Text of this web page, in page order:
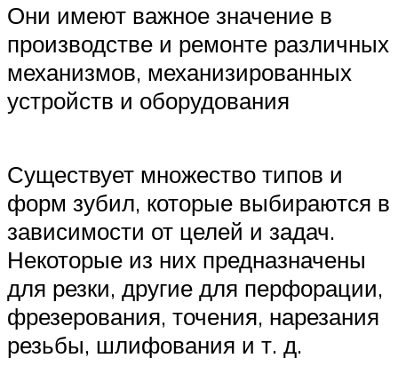
Они имеют важное значение в
производстве и ремонте различных
механизмов, механизированных
устройств и оборудования
Существует множество типов и
форм зубил, которые выбираются в
зависимости от целей и задач.
Некоторые из них предназначены
для резки, другие для перфорации,
фрезерования, точения, нарезания
резьбы, шлифования и т. д.